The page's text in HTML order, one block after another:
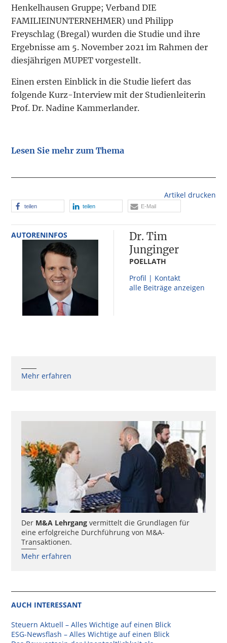
Henkelhausen Gruppe; Verband DIE
FAMILIEINUNTERNEHMER) und Philipp
Freyschlag (Bregal) wurden die Studie und ihre
Ergebnisse am 5. November 2021 im Rahmen der
diesjährigen MUPET vorgestellt.
Einen ersten Einblick in die Studie liefert das
folgende Kurz-Interview mit der Studienleiterin
Prof. Dr. Nadine Kammerlander.
Lesen Sie mehr zum Thema
Artikel drucken
teilen teilen E-Mail
AUTORENINFOS
Dr. Tim
Junginger
POELLATH
Profil | Kontakt
alle Beiträge anzeigen
Mehr erfahren
Der M&A Lehrgang vermittelt die Grundlagen für
eine erfolgreiche Durchführung von M&A-
Transaktionen.
Mehr erfahren
AUCH INTERESSANT
Steuern Aktuell – Alles Wichtige auf einen Blick
ESG-Newsflash – Alles Wichtige auf einen Blick